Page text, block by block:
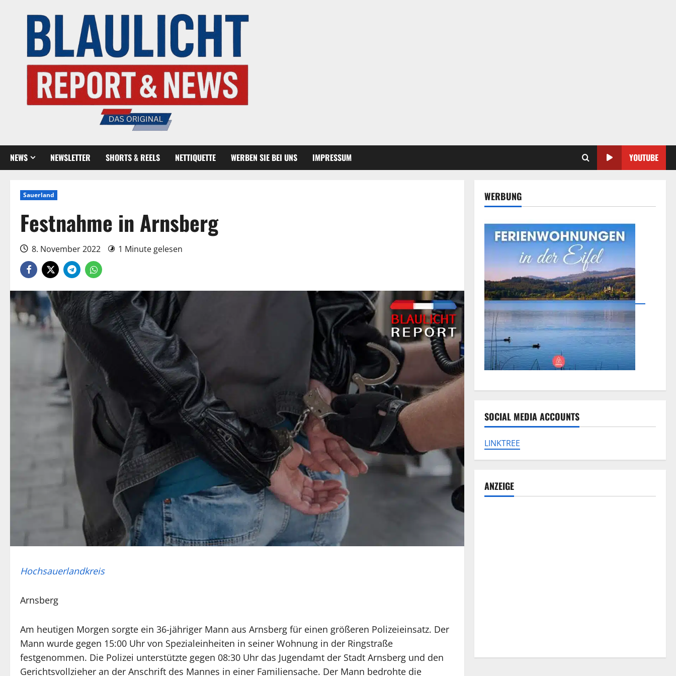
NEWS NEWSLETTER SHORTS & REELS NETTIQUETTE WERBEN SIE BEI UNS IMPRESSUM YOUTUBE
Sauerland
Festnahme in Arnsberg
8. November 2022 1 Minute gelesen
Hochsauerlandkreis
Arnsberg
Am heutigen Morgen sorgte ein 36-jähriger Mann aus Arnsberg für einen größeren Polizeieinsatz. Der
Mann wurde gegen 15:00 Uhr von Spezialeinheiten in seiner Wohnung in der Ringstraße
festgenommen. Die Polizei unterstützte gegen 08:30 Uhr das Jugendamt der Stadt Arnsberg und den
Gerichtsvollzieher an der Anschrift des Mannes in einer Familiensache. Der Mann bedrohte die
WERBUNG
SOCIAL MEDIA ACCOUNTS
LINKTREE
ANZEIGE